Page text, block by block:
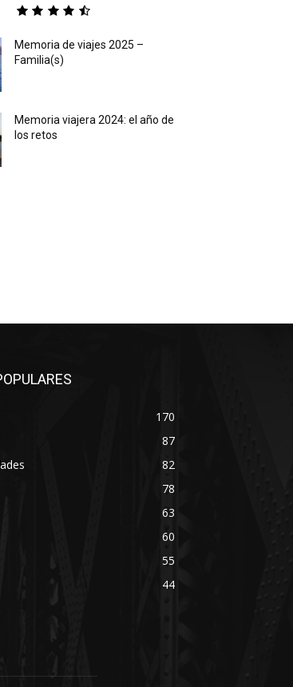
Memoria de viajes 2025 –
Familia(s)
Memoria viajera 2024: el año de
los retos
170
87
82
78
63
60
55
44